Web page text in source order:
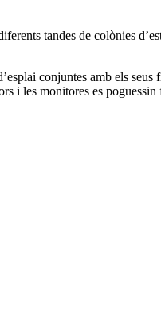
tandes de colònies
conjuntes amb els
i les monitores es